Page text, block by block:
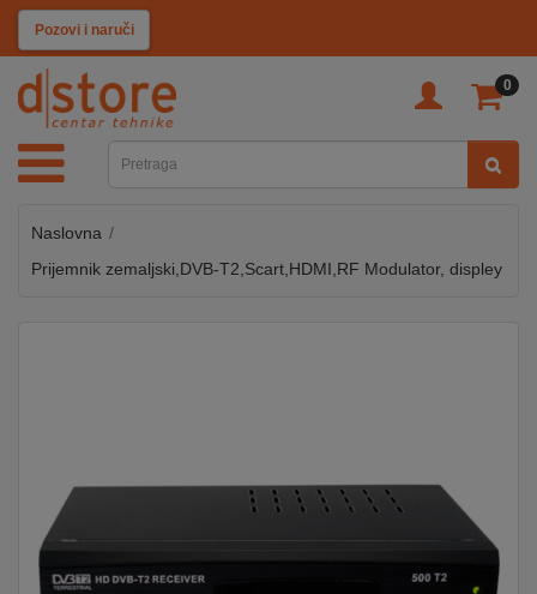
Pozovi i naruči
0
KATEGORIJE
TV
SAT
MOBILNI
UREĐAJI
KUĆANSKI
APARATI
Naslovna
Prijemnik zemaljski,DVB-T2,Scart,HDMI,RF Modulator, displey